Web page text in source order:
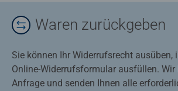
Waren zurückgeben
Sie können Ihr Widerrufsrecht ausüben,
Online-Widerrufsformular ausfüllen. Wir
Anfrage und senden Ihnen alle